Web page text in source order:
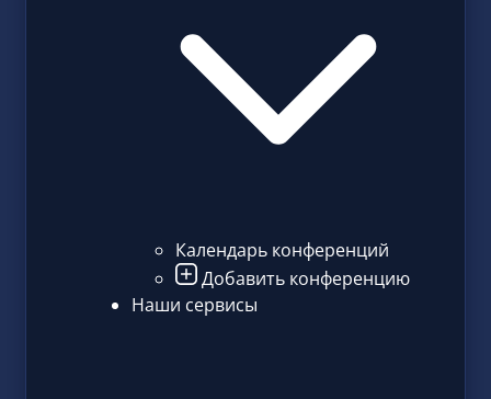
Календарь конференций
Добавить конференцию
Наши сервисы